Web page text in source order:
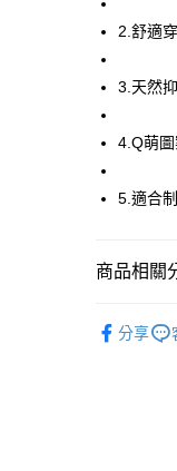
全家取貨付
每筆
付款後全
每筆
7-11取貨
每筆
2.舒適
3.天然
4.Q萌
5.適合
商品相關
分享